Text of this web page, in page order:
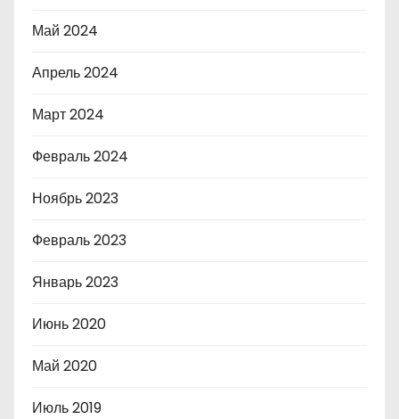
Май 2024
Апрель 2024
Март 2024
Февраль 2024
Ноябрь 2023
Февраль 2023
Январь 2023
Июнь 2020
Май 2020
Июль 2019